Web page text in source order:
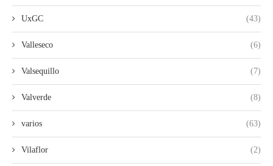
UxGC (43)
Valleseco (6)
Valsequillo (7)
Valverde (8)
varios (63)
Vilaflor (2)